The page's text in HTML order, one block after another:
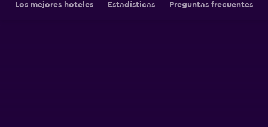
Los mejores hoteles Estadísticas Preguntas frecuentes